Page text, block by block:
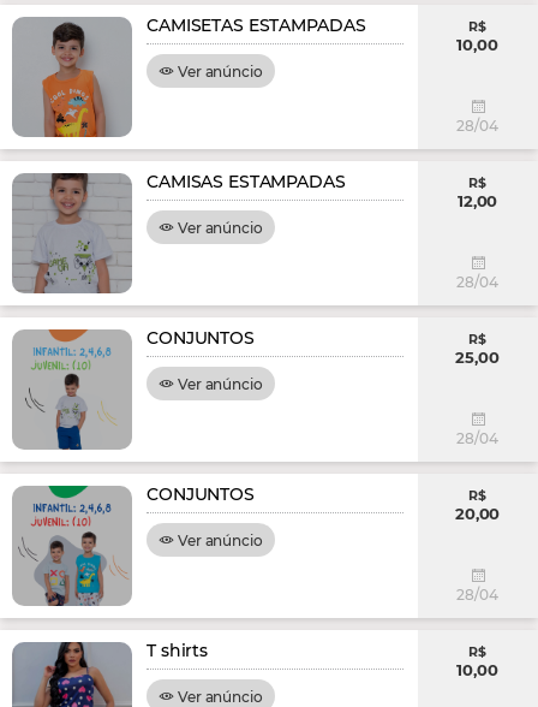
CAMISETAS ESTAMPADAS
Ver anúncio
R$
10,00
28/04
CAMISAS ESTAMPADAS
Ver anúncio
R$
12,00
28/04
CONJUNTOS
Ver anúncio
R$
25,00
28/04
CONJUNTOS
Ver anúncio
R$
20,00
28/04
T shirts
Ver anúncio
R$
10,00